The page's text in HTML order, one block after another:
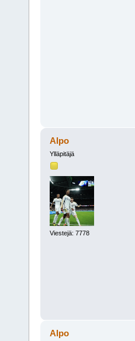
Alpo
Ylläpitäjä
Viestejä: 7778
Alpo